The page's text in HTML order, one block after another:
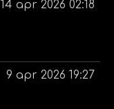
14 apr 2026 02:18
9 apr 2026 19:27